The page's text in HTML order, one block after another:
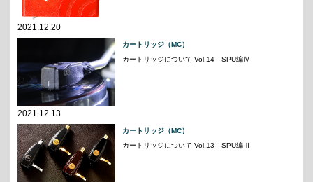
2021.12.20
カートリッジ（MC）
カートリッジについて Vol.14 SPU編Ⅳ
2021.12.13
カートリッジ（MC）
カートリッジについて Vol.13 SPU編Ⅲ